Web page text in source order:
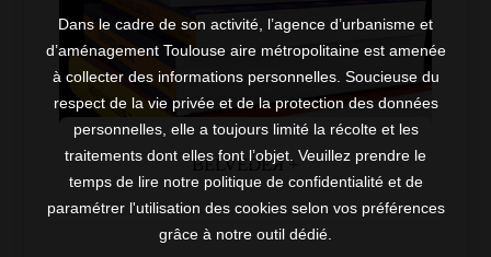
BELVEDEЯ +
Dans le cadre de son activité, l’agence d’urbanisme et
d’aménagement Toulouse aire métropolitaine est amenée
à collecter des informations personnelles. Soucieuse du
respect de la vie privée et de la protection des données
personnelles, elle a toujours limité la récolte et les
traitements dont elles font l’objet. Veuillez prendre le
temps de lire notre politique de confidentialité et de
paramétrer l'utilisation des cookies selon vos préférences
grâce à notre outil dédié.